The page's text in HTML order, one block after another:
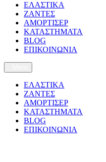
ΕΛΑΣΤΙΚΑ
ΖΑΝΤΕΣ
ΑΜΟΡΤΙΣΕΡ
ΚΑΤΑΣΤΗΜΑΤΑ
BLOG
ΕΠΙΚΟΙΝΩΝΙΑ
ΕΛΑΣΤΙΚΑ
ΖΑΝΤΕΣ
ΑΜΟΡΤΙΣΕΡ
ΚΑΤΑΣΤΗΜΑΤΑ
BLOG
ΕΠΙΚΟΙΝΩΝΙΑ